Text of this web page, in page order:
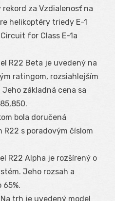
za Vzdialenosť na
helikoptéry triedy E-1
for Class E-1a
R22 Beta je uvedený na
ratingom, rozsiahlejším
základná cena sa
bola doručená
R22 s poradovým číslom
R22 Alpha je rozšírený o
Jeho rozsah a
65%.
trh je uvedený model